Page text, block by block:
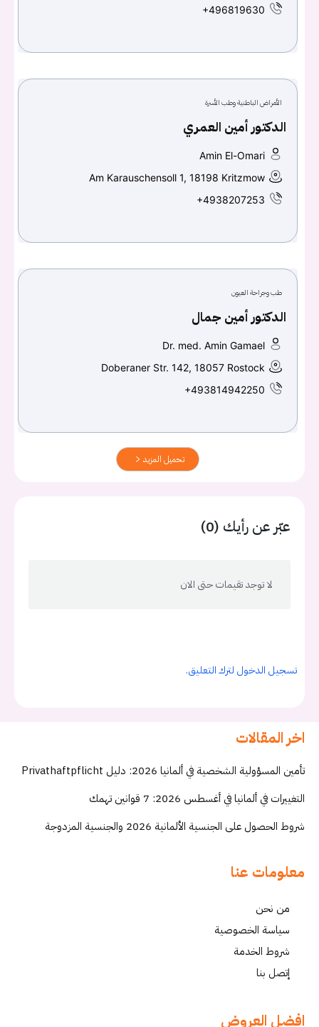
+496819630
الأمراض الباطنية وطب الأسرة
الدكتور أمين العمري
Amin El-Omari
Am Karauschensoll 1, 18198 Kritzmow
+4938207253
طب وجراحة العيون
الدكتور أمين جمال
Dr. med. Amin Gamael
Doberaner Str. 142, 18057 Rostock
+493814942250
تحميل المزيد
عبّر عن رأيك (0)
لا توجد تقيمات حتى الان
تسجيل الدخول لترك التعليق.
اخر المقالات
تأمين المسؤولية الشخصية في ألمانيا 2026: دليل Privathaftpflicht
التغييرات في ألمانيا في أغسطس 2026: 7 قوانين تهمك
شروط الحصول على الجنسية الألمانية 2026 والجنسية المزدوجة
معلومات عنا
من نحن
سياسة الخصوصية
شروط الخدمة
إتصل بنا
افضل العروض